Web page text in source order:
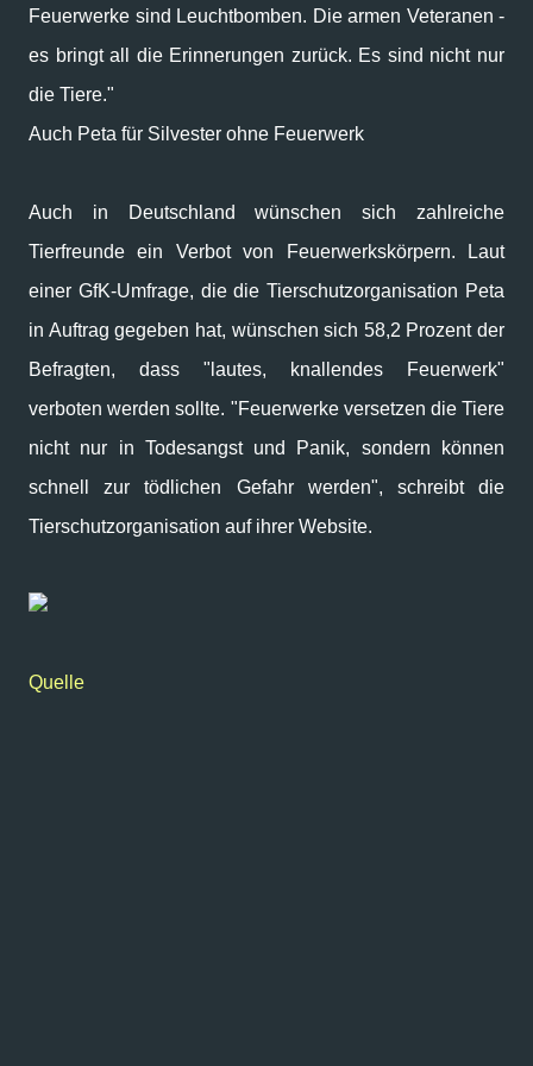
Feuerwerke sind Leuchtbomben. Die armen Veteranen -
es bringt all die Erinnerungen zurück. Es sind nicht nur
die Tiere."
Auch Peta für Silvester ohne Feuerwerk
Auch in Deutschland wünschen sich zahlreiche
Tierfreunde ein Verbot von Feuerwerkskörpern. Laut
einer GfK-Umfrage, die die Tierschutzorganisation Peta
in Auftrag gegeben hat, wünschen sich 58,2 Prozent der
Befragten, dass "lautes, knallendes Feuerwerk"
verboten werden sollte. "Feuerwerke versetzen die Tiere
nicht nur in Todesangst und Panik, sondern können
schnell zur tödlichen Gefahr werden", schreibt die
Tierschutzorganisation auf ihrer Website.
Quelle